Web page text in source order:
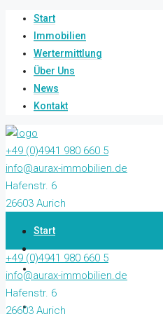
Start
Immobilien
Wertermittlung
Über Uns
News
Kontakt
+49 (0)4941 980 660 5
info@aurax-immobilien.de
Hafenstr. 6
26603 Aurich
Start
Wertermittlung
+49 (0)4941 980 660 5
info@aurax-immobilien.de
Hafenstr. 6
26603 Aurich